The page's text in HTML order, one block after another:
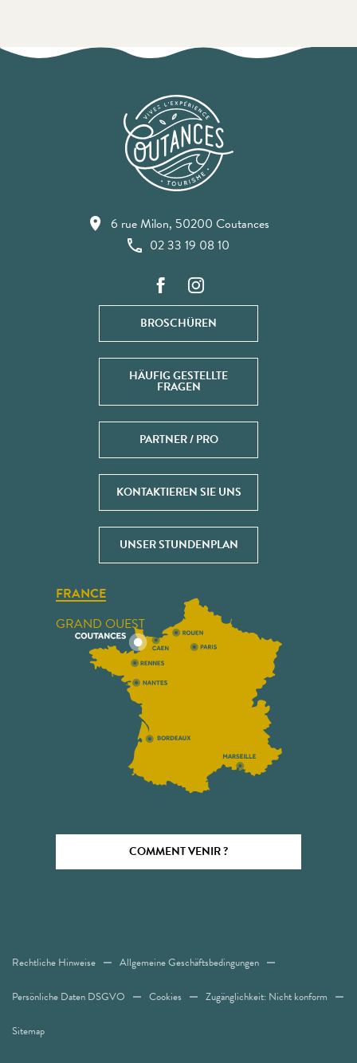
6 rue Milon, 50200 Coutances
02 33 19 08 10
BROSCHÜREN
HÄUFIG GESTELLTE
FRAGEN
PARTNER / PRO
KONTAKTIEREN SIE UNS
UNSER STUNDENPLAN
FRANCE
GRAND OUEST
COMMENT VENIR ?
Rechtliche Hinweise Allgemeine Geschäftsbedingungen
Persönliche Daten DSGVO Cookies Zugänglichkeit: Nicht konform
Sitemap